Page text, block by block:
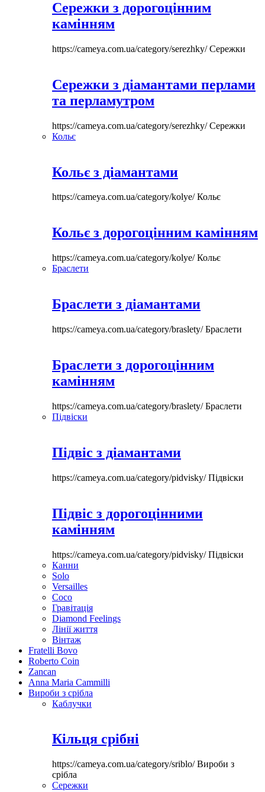
Сережки з дорогоцінним
камінням
https://cameya.com.ua/category/serezhky/Сережки
Сережки з діамантами перлами
та перламутром
https://cameya.com.ua/category/serezhky/Сережки
Кольє
Кольє з діамантами
https://cameya.com.ua/category/kolye/Кольє
Кольє з дорогоцінним камінням
https://cameya.com.ua/category/kolye/Кольє
Браслети
Браслети з діамантами
https://cameya.com.ua/category/braslety/Браслети
Браслети з дорогоцінним
камінням
https://cameya.com.ua/category/braslety/Браслети
Підвіски
Підвіс з діамантами
https://cameya.com.ua/category/pidvisky/Підвіски
Підвіс з дорогоцінними
камінням
https://cameya.com.ua/category/pidvisky/Підвіски
Канни
Solo
Versailles
Coco
Гравітація
Diamond Feelings
Лінії життя
Вінтаж
Fratelli Bovo
Roberto Coin
Zancan
Anna Maria Cammilli
Вироби з срібла
Каблучки
Кільця срібні
https://cameya.com.ua/category/sriblo/Вироби з
срібла
Сережки